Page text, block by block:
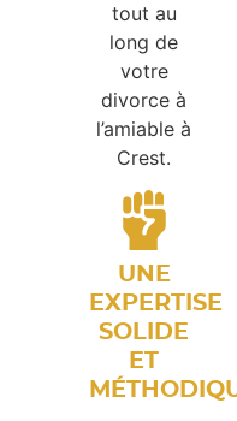
tout au
long de
votre
divorce à
l’amiable à
Crest.
UNE
EXPERTISE
SOLIDE
ET